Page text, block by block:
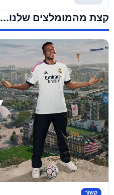
קצת מהמומלצים שלנו...
קשור